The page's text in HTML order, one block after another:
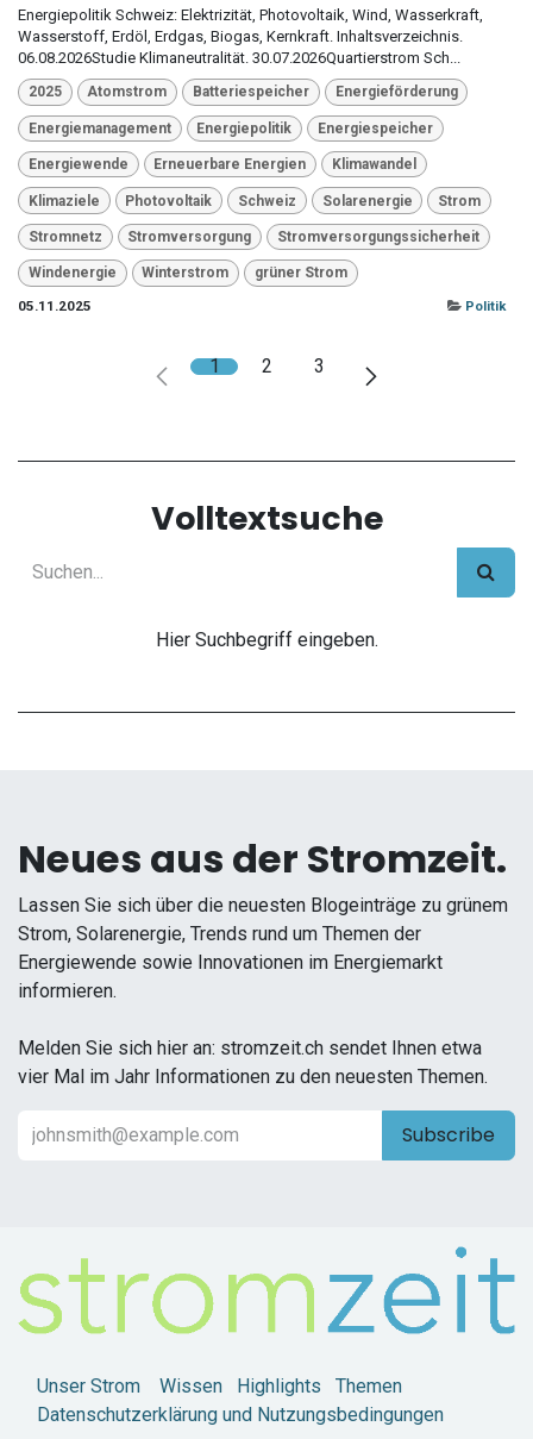
Energiepolitik Schweiz: Elektrizität, Photovoltaik, Wind, Wasserkraft,
Wasserstoff, Erdöl, Erdgas, Biogas, Kernkraft. Inhaltsverzeichnis.
06.08.2026Studie Klimaneutralität. 30.07.2026Quartierstrom Sch...
2025 Atomstrom Batteriespeicher Energieförderung
Energiemanagement Energiepolitik Energiespeicher
Energiewende Erneuerbare Energien Klimawandel
Klimaziele Photovoltaik Schweiz Solarenergie Strom
Stromnetz Stromversorgung Stromversorgungssicherheit
Windenergie Winterstrom
grüner Strom
05.11.2025
Politik
1 2 3
Volltextsuche
Hier Suchbegriff eingeben.
Neues aus der Stromzeit.
Lassen Sie sich über die neuesten Blogeinträge zu grünem
Strom, Solarenergie, Trends rund um Themen der
Energiewende sowie Innovationen im Energiemarkt
informieren.
Melden Sie sich hier an: stromzeit.ch sendet Ihnen etwa
vier Mal im Jahr Informationen zu den neuesten Themen.
Subscribe
Unser Strom Wissen Highlights
Themen
Datenschutzerklärung und Nutzungsbedingungen